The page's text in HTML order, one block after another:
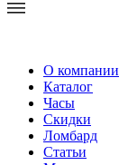
О компании
Каталог
Часы
Скидки
Ломбард
Статьи